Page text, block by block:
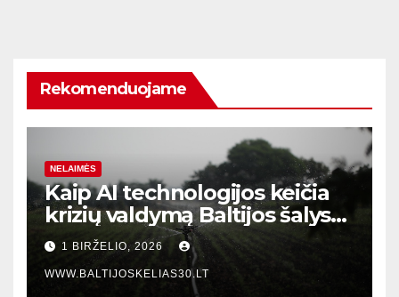
Rekomenduojame
NELAIMĖS
Kaip AI technologijos keičia
krizių valdymą Baltijos šalyse:
realaus laiko įvykių stebėjimo
sistemos
1 BIRŽELIO, 2026
WWW.BALTIJOSKELIAS30.LT